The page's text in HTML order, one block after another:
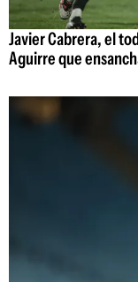
Javier Cabrera, el
Aguirre que